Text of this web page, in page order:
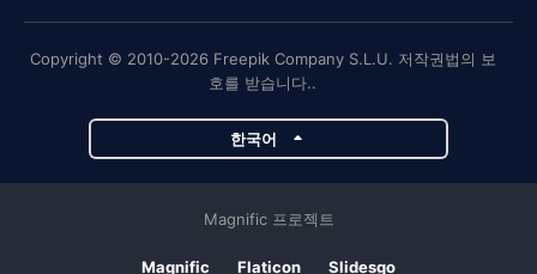
Copyright © 2010-2026 Freepik Company S.L.U. 저작권법의 보
호를 받습니다..
한국어
Magnific 프로젝트
Magnific Flaticon Slidesgo